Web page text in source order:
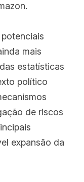
mais
estatísticas
político
de riscos
expansão da